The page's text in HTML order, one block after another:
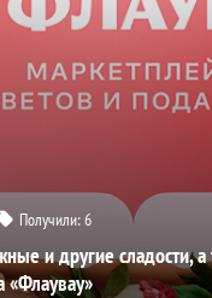
Получили:6
и другие сладости,
«Флаувау»